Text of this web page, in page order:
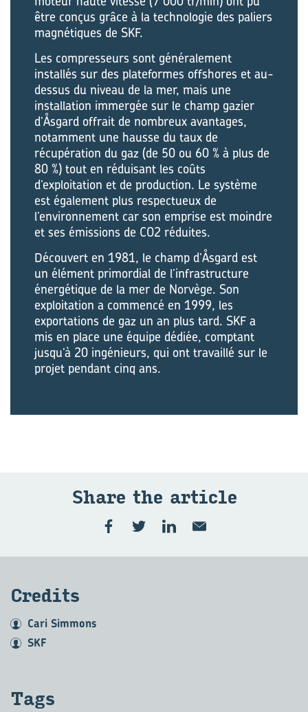
être conçus grâce à la technologie des paliers
magnétiques de SKF.
Les compresseurs sont généralement
installés sur des plateformes offshores et au-
dessus du niveau de la mer, mais une
installation immergée sur le champ gazier
d’Åsgard offrait de nombreux avantages,
notamment une hausse du taux de
récupération du gaz (de 50 ou 60 % à plus de
80 %) tout en réduisant les coûts
d’exploitation et de production. Le système
est également plus respectueux de
l’environnement car son emprise est moindre
et ses émissions de CO2 réduites.
Découvert en 1981, le champ d’Åsgard est
un élément primordial de l’infrastructure
énergétique de la mer de Norvège. Son
exploitation a commencé en 1999, les
exportations de gaz un an plus tard. SKF a
mis en place une équipe dédiée, comptant
jusqu’à 20 ingénieurs, qui ont travaillé sur le
projet pendant cinq ans.
Share the ar­ticle
Cre­dits
Cari Simmons
SKF
Tags